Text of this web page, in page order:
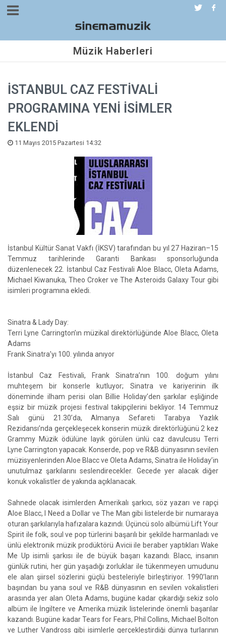
Müzik Haberleri
İSTANBUL CAZ FESTİVALİ
PROGRAMINA YENİ İSİMLER
EKLENDİ
11 Mayıs 2015 Pazartesi 14:32
İstanbul Kültür Sanat Vakfı (İKSV) tarafından bu yıl 27 Haziran–15
Temmuz tarihlerinde Garanti Bankası sponsorluğunda
düzenlenecek 22. İstanbul Caz Festivali Aloe Blacc, Oleta Adams,
Michael Kiwanuka, Theo Croker ve The Asteroids Galaxy Tour gibi
isimleri programına ekledi.
Sinatra & Lady Day:
Terri Lyne Carrington’ın müzikal direktörlüğünde Aloe Blacc, Oleta
Adams
Frank Sinatra’yı 100. yılında anıyor
İstanbul Caz Festivali, Frank Sinatra’nın 100. doğum yılını
muhteşem bir konserle kutluyor; Sinatra ve kariyerinin ilk
döneminde ilham perisi olan Billie Holiday’den şarkılar eşliğinde
eşsiz bir müzik projesi festival takipçilerini bekliyor. 14 Temmuz
Salı günü 21.30’da, Almanya Sefareti Tarabya Yazlık
Rezidansı’nda gerçekleşecek konserin müzik direktörlüğünü 2 kez
Grammy Müzik ödülüne layık görülen ünlü caz davulcusu Terri
Lyne Carrington yapacak. Konserde, pop ve R&B dünyasının sevilen
müzisyenlerinden Aloe Blacc ve Oleta Adams, Sinatra ile Holiday’in
unutulmaz şarkılarını seslendirecekler. Gecede yer alacak diğer
konuk vokalistler de yakında açıklanacak.
Sahnede olacak isimlerden Amerikalı şarkıcı, söz yazarı ve rapçi
Aloe Blacc, I Need a Dollar ve The Man gibi listelerde bir numaraya
oturan şarkılarıyla hafızalara kazındı. Üçüncü solo albümü Lift Your
Spirit ile folk, soul ve pop türlerini başarılı bir şekilde harmanladı ve
ünlü elektronik müzik prodüktörü Avicii ile beraber yaptıkları Wake
Me Up isimli şarkısı ile de büyük başarı kazandı. Blacc, insanın
günlük rutini, her gün yaşadığı zorluklar ile tükenmeyen umudunu
ele alan şiirsel sözlerini güçlü besteleriyle birleştiriyor. 1990’ların
başından bu yana soul ve R&B dünyasının en sevilen vokalistleri
arasında yer alan Oleta Adams, bugüne kadar çıkardığı sekiz solo
albüm ile İngiltere ve Amerika müzik listelerinde önemli başarılar
kazandı. Bugüne kadar Tears for Fears, Phil Collins, Michael Bolton
ve Luther Vandross gibi isimlerle gerçekleştirdiği dünya turlarının